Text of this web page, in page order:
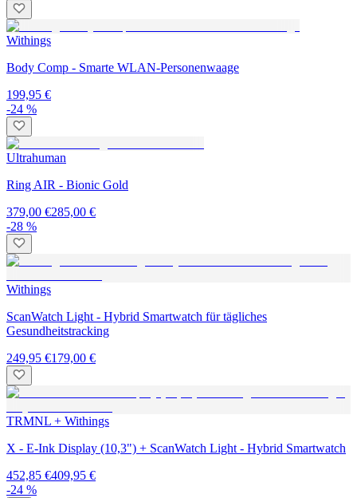
Withings
Body Comp - Smarte WLAN-Personenwaage
199,95 €
-24 %
Ultrahuman
Ring AIR - Bionic Gold
379,00 €285,00 €
-28 %
Withings
ScanWatch Light - Hybrid Smartwatch für tägliches
Gesundheitstracking
249,95 €179,00 €
TRMNL + Withings
X - E-Ink Display (10,3") + ScanWatch Light - Hybrid Smartwatch
452,85 €409,95 €
-24 %